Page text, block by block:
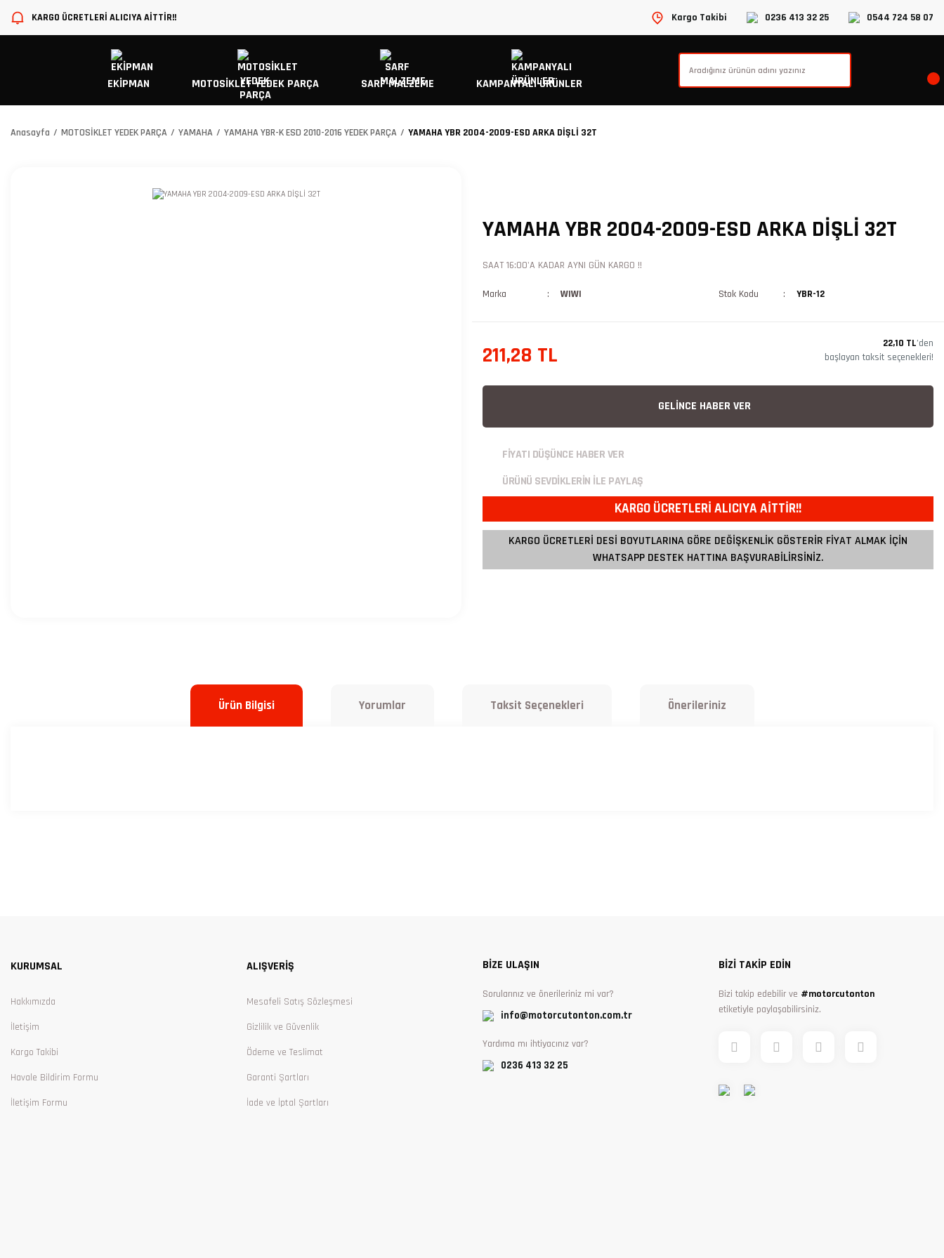
KARGO ÜCRETLERİ ALICIYA AİTTİR!! Kargo Takibi 0236 413 32 25 0544 724 58 07
EKİPMAN MOTOSİKLET YEDEK PARÇA SARF MALZEME KAMPANYALI ÜRÜNLER
Anasayfa MOTOSİKLET YEDEK PARÇA YAMAHA YAMAHA YBR-K ESD 2010-2016 YEDEK PARÇA YAMAHA YBR 2004-2009-ESD ARKA DİŞLİ 32T
YAMAHA YBR 2004-2009-ESD ARKA DİŞLİ 32T
SAAT 16:00'A KADAR AYNI GÜN KARGO !!
Marka WIWI Stok Kodu YBR-12
211,28 TL 22,10 TL’den
başlayan taksit seçenekleri!
GELİNCE HABER VER
FİYATI DÜŞÜNCE HABER VER
ÜRÜNÜ SEVDİKLERİN İLE PAYLAŞ
KARGO ÜCRETLERİ ALICIYA AİTTİR!!
KARGO ÜCRETLERİ DESİ BOYUTLARINA GÖRE DEĞİŞKENLİK GÖSTERİR FİYAT ALMAK İÇİN
WHATSAPP DESTEK HATTINA BAŞVURABİLİRSİNİZ.
Ürün Bilgisi Yorumlar Taksit Seçenekleri Önerileriniz
KURUMSAL
Hakkımızda
İletişim
Kargo Takibi
Havale Bildirim Formu
İletişim Formu
ALIŞVERİŞ
Mesafeli Satış Sözleşmesi
Gizlilik ve Güvenlik
Ödeme ve Teslimat
Garanti Şartları
İade ve İptal Şartları
BİZE ULAŞIN
Sorularınız ve önerileriniz mi var?
info@motorcutonton.com.tr
Yardıma mı ihtiyacınız var?
0236 413 32 25
BİZİ TAKİP EDİN
Bizi takip edebilir ve #motorcutonton
etiketiyle paylaşabilirsiniz.